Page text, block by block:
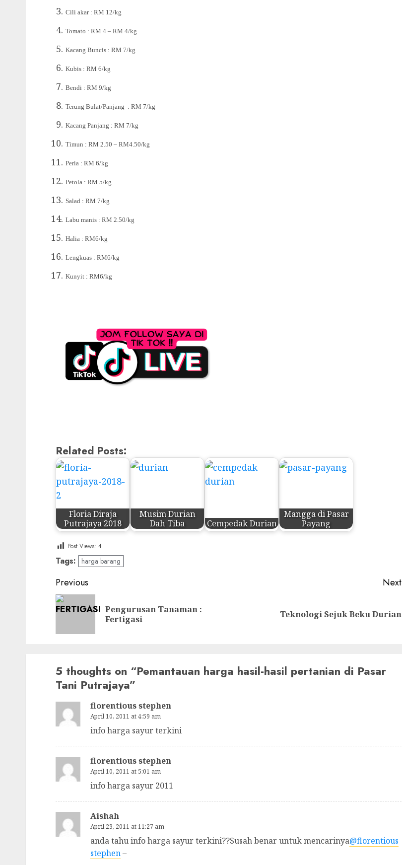
Cili akar : RM 12/kg
Tomato : RM 4 – RM 4/kg
Kacang Buncis : RM 7/kg
Kubis : RM 6/kg
Bendi : RM 9/kg
Terung Bulat/Panjang : RM 7/kg
Kacang Panjang : RM 7/kg
Timun : RM 2.50 – RM4.50/kg
Peria : RM 6/kg
Petola : RM 5/kg
Salad : RM 7/kg
Labu manis : RM 2.50/kg
Halia : RM6/kg
Lengkuas : RM6/kg
Kunyit : RM6/kg
Related Posts:
Floria Diraja
Putrajaya 2018
Musim Durian
Dah Tiba
Cempedak Durian
Mangga di Pasar
Payang
Post Views: 4
Tags: harga barang
Post
navigation
Previous
Pengurusan Tanaman :
Fertigasi
Next
Teknologi Sejuk Beku Durian
5 thoughts on “Pemantauan harga hasil-hasil pertanian di Pasar
Tani Putrajaya”
florentious stephen
April 10, 2011 at 4:59 am
info harga sayur terkini
florentious stephen
April 10, 2011 at 5:01 am
info harga sayur 2011
Aishah
April 23, 2011 at 11:27 am
anda tahu info harga sayur terkini??Susah benar untuk mencarinya@florentious
stephen–